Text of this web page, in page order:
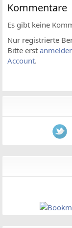
Kommentare
Es gibt keine
Nur registrierte
Bitte erst
Account.